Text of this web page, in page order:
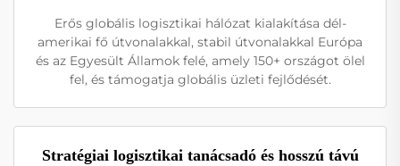
Erős globális logisztikai hálózat kialakítása dél-
amerikai fő útvonalakkal, stabil útvonalakkal Európa
és az Egyesült Államok felé, amely 150+ országot ölel
fel, és támogatja globális üzleti fejlődését.
Stratégiai logisztikai tanácsadó és hosszú távú